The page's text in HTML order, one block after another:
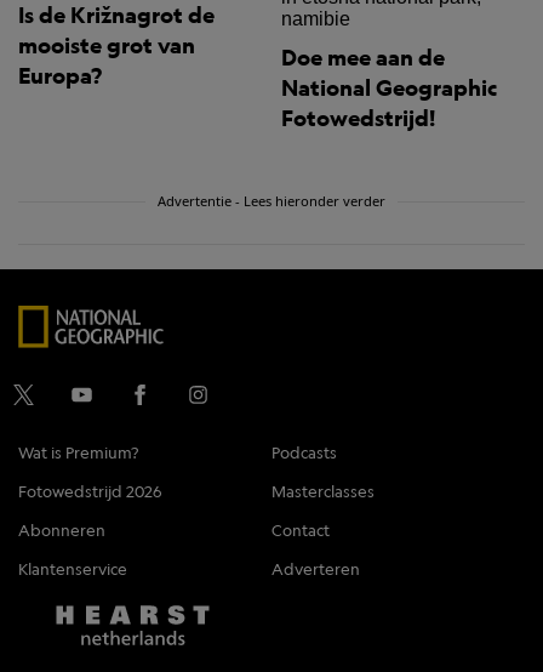
Is de Križnagrot de
mooiste grot van
Europa?
Doe mee aan de
National Geographic
Fotowedstrijd!
Advertentie - Lees hieronder verder
Wat is Premium?
Podcasts
Fotowedstrijd 2026
Masterclasses
Abonneren
Contact
Klantenservice
Adverteren